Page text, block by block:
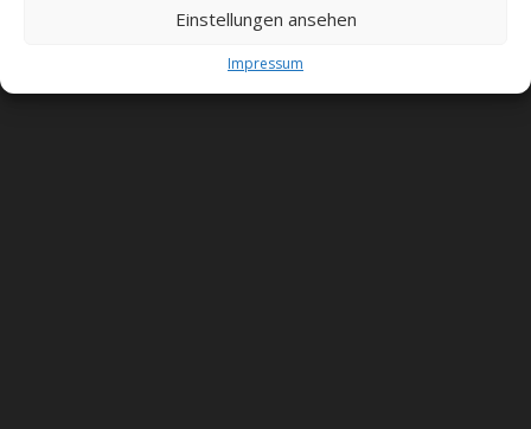
Einstellungen ansehen
Impressum